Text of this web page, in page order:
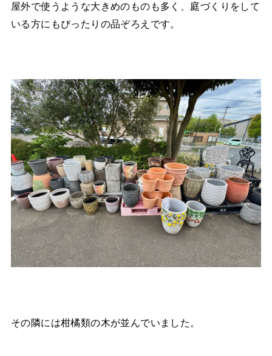
屋外で使うような大きめのものも多く、庭づくりをして
いる方にもぴったりの品ぞろえです。
その隣には柑橘類の木が並んでいました。